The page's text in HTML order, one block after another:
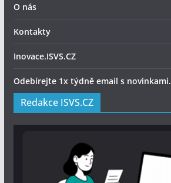
O nás
Kontakty
Inovace.ISVS.CZ
Odebírejte 1x týdně email s novinkami.
Redakce ISVS.CZ